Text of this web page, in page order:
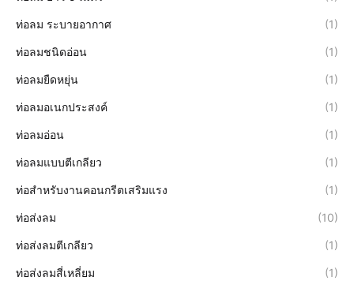
ท่อลม ระบายอากาศ (1)
ท่อลมชนิดอ่อน (1)
ท่อลมยืดหยุ่น (1)
ท่อลมอเนกประสงค์ (1)
ท่อลมอ่อน (1)
ท่อลมแบบตีเกลียว (1)
ท่อสำหรับงานคอนกรีตเสริมแรง (1)
ท่อส่งลม (10)
ท่อส่งลมตีเกลียว (1)
ท่อส่งลมสี่เหลี่ยม (1)